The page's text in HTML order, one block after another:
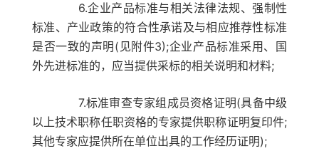
6.企业产品标准与相关法律法规、强制性
标准、产业政策的符合性承诺及与相应推荐性标准
是否一致的声明(见附件3);企业产品标准采用、国
外先进标准的，应当提供采标的相关说明和材料;
7.标准审查专家组成员资格证明(具备中级
以上技术职称任职资格的专家提供职称证明复印件;
其他专家应提供所在单位出具的工作经历证明);